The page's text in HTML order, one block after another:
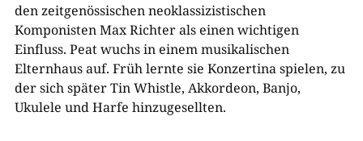
den zeitgenössischen neoklassizistischen
Komponisten Max Richter als einen wichtigen
Einfluss. Peat wuchs in einem musikalischen
Elternhaus auf. Früh lernte sie Konzertina spielen, zu
der sich später Tin Whistle, Akkordeon, Banjo,
Ukulele und Harfe hinzugesellten.